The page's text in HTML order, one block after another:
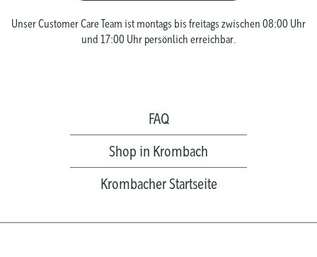
Unser Customer Care Team ist montags bis freitags zwischen 08:00 Uhr
und 17:00 Uhr persönlich erreichbar.
FAQ
Shop in Krombach
Krombacher Startseite